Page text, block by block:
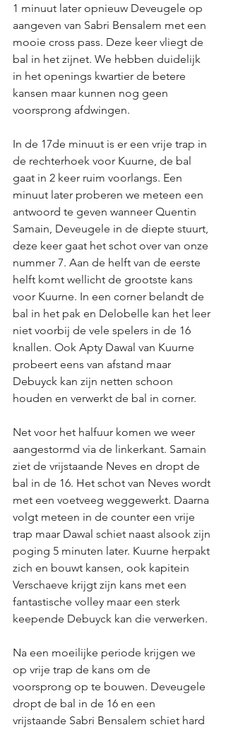
1 minuut later opnieuw Deveugele op
aangeven van Sabri Bensalem met een
mooie cross pass. Deze keer vliegt de
bal in het zijnet. We hebben duidelijk
in het openings kwartier de betere
kansen maar kunnen nog geen
voorsprong afdwingen.
In de 17de minuut is er een vrije trap in
de rechterhoek voor Kuurne, de bal
gaat in 2 keer ruim voorlangs. Een
minuut later proberen we meteen een
antwoord te geven wanneer Quentin
Samain, Deveugele in de diepte stuurt,
deze keer gaat het schot over van onze
nummer 7. Aan de helft van de eerste
helft komt wellicht de grootste kans
voor Kuurne. In een corner belandt de
bal in het pak en Delobelle kan het leer
niet voorbij de vele spelers in de 16
knallen. Ook Apty Dawal van Kuurne
probeert eens van afstand maar
Debuyck kan zijn netten schoon
houden en verwerkt de bal in corner.
Net voor het halfuur komen we weer
aangestormd via de linkerkant. Samain
ziet de vrijstaande Neves en dropt de
bal in de 16. Het schot van Neves wordt
met een voetveeg weggewerkt. Daarna
volgt meteen in de counter een vrije
trap maar Dawal schiet naast alsook zijn
poging 5 minuten later. Kuurne herpakt
zich en bouwt kansen, ook kapitein
Verschaeve krijgt zijn kans met een
fantastische volley maar een sterk
keepende Debuyck kan die verwerken.
Na een moeilijke periode krijgen we
op vrije trap de kans om de
voorsprong op te bouwen. Deveugele
dropt de bal in de 16 en een
vrijstaande Sabri Bensalem schiet hard